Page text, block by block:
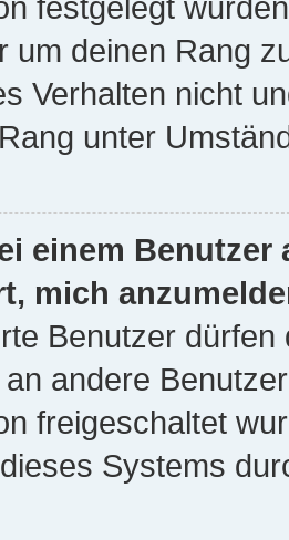
um deinen Rang
Verhalten nicht
unter
einem
mich
Benutzer
andere
freigeschaltet
Systems